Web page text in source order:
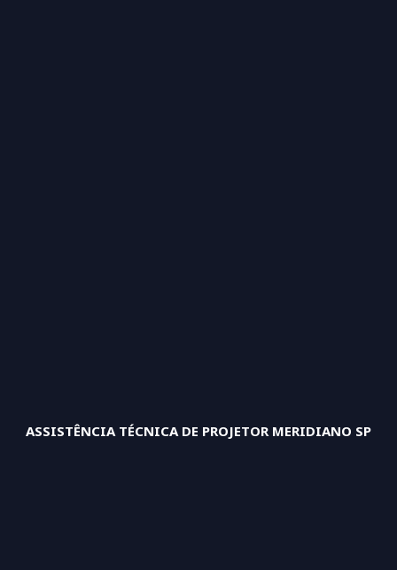
ASSISTÊNCIA TÉCNICA DE PROJETOR MERIDIANO SP